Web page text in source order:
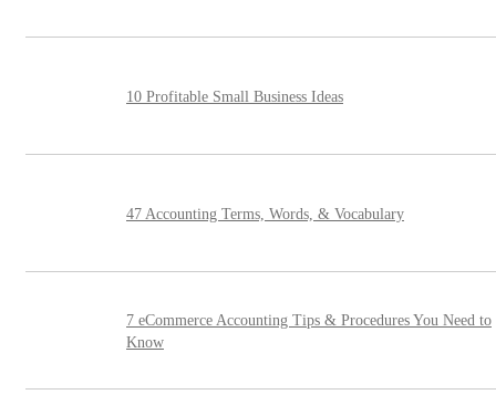
10 Profitable Small Business Ideas
47 Accounting Terms, Words, & Vocabulary
7 eCommerce Accounting Tips & Procedures You Need to
Know